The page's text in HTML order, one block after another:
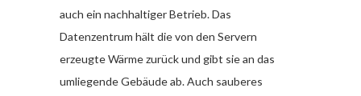
auch ein nachhaltiger Betrieb. Das
Datenzentrum hält die von den Servern
erzeugte Wärme zurück und gibt sie an das
umliegende Gebäude ab. Auch sauberes